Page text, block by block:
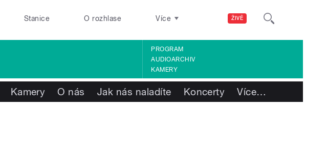
ŽIVĚ
Stanice O rozhlase Více
PROGRAM
AUDIOARCHIV
KAMERY
Kamery O nás Jak nás naladíte Koncerty Více…